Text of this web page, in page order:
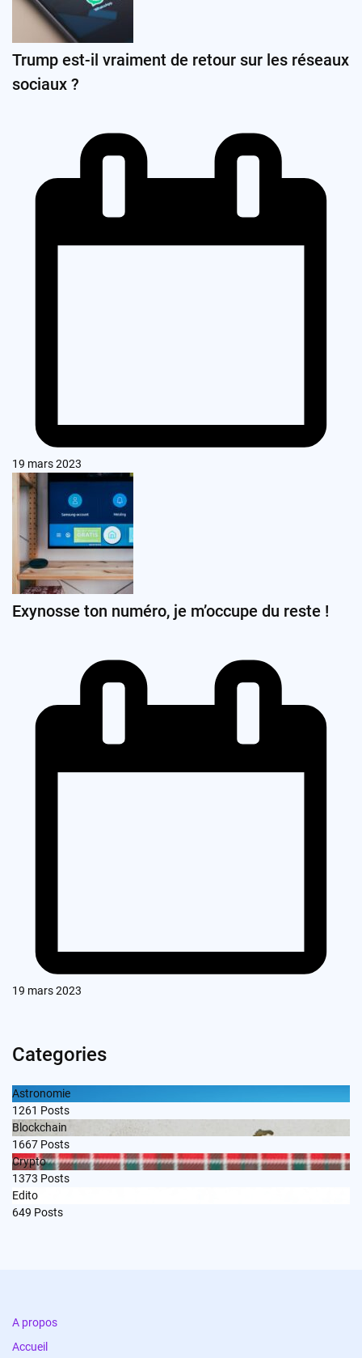
Trump est-il vraiment de retour sur les réseaux
sociaux ?
19 mars 2023
Exynosse ton numéro, je m’occupe du reste !
19 mars 2023
Categories
Astronomie
1261 Posts
Blockchain
1667 Posts
Crypto
1373 Posts
Edito
649 Posts
A propos
Accueil